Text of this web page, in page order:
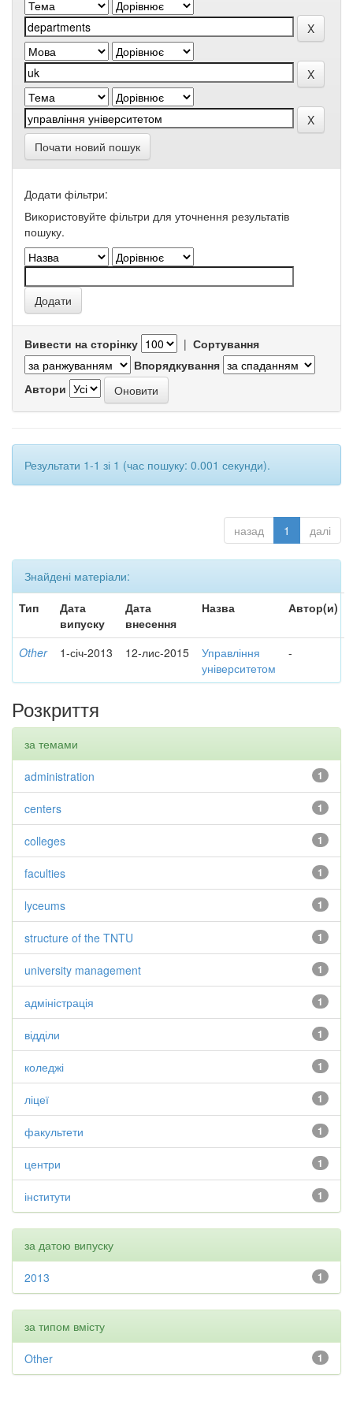
Почати новий пошук
Додати фільтри:
Використовуйте фільтри для уточнення результатів
пошуку.
Вивести на сторінку | Сортування
Впорядкування
Автори
Результати 1-1 зі 1 (час пошуку: 0.001 секунди).
назад 1 далі
Знайдені матеріали:
Тип
Дата
випуску
Дата
внесення
Назва Автор(и)
Other 1-січ-2013 12-лис-2015
Управління
університетом
-
Розкриття
за темами
1
administration
1
centers
1
colleges
1
faculties
1
lyceums
1
structure of the TNTU
1
university management
1
адміністрація
1
відділи
1
коледжі
1
ліцеї
1
факультети
1
центри
1
інститути
за датою випуску
1
2013
за типом вмісту
1
Other